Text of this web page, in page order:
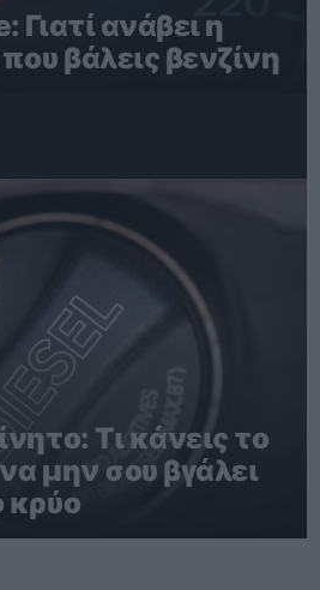
Γιατί ανάβει η
βάλεις βενζίνη
Τι κάνεις το
μην σου βγάλει
κρύο